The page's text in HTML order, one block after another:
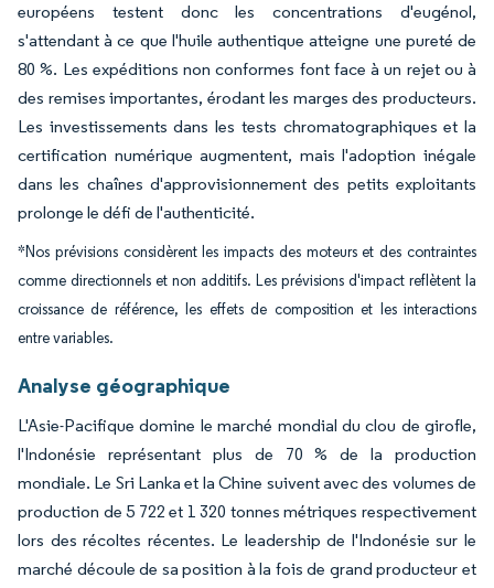
européens testent donc les concentrations d'eugénol,
s'attendant à ce que l'huile authentique atteigne une pureté de
80 %. Les expéditions non conformes font face à un rejet ou à
des remises importantes, érodant les marges des producteurs.
Les investissements dans les tests chromatographiques et la
certification numérique augmentent, mais l'adoption inégale
dans les chaînes d'approvisionnement des petits exploitants
prolonge le défi de l'authenticité.
*Nos prévisions considèrent les impacts des moteurs et des contraintes
comme directionnels et non additifs. Les prévisions d'impact reflètent la
croissance de référence, les effets de composition et les interactions
entre variables.
Analyse géographique
L'Asie-Pacifique domine le marché mondial du clou de girofle,
l'Indonésie représentant plus de 70 % de la production
mondiale. Le Sri Lanka et la Chine suivent avec des volumes de
production de 5 722 et 1 320 tonnes métriques respectivement
lors des récoltes récentes. Le leadership de l'Indonésie sur le
marché découle de sa position à la fois de grand producteur et